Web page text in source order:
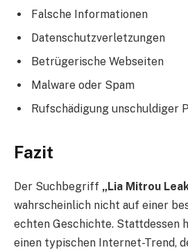
Falsche Informationen
Datenschutzverletzungen
Betrügerische Webseiten
Malware oder Spam
Rufschädigung unschuldiger
Fazit
Der Suchbegriff „Lia Mitrou
wahrscheinlich nicht auf einer
echten Geschichte. Stattdessen
einen typischen Internet-Trend,